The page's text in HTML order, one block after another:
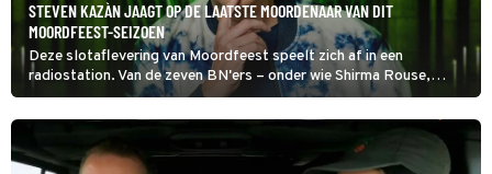
STEVEN KAZÀN JAAGT OP DE LAATSTE MOORDENAAR VAN DIT
MOORDFEEST-SEIZOEN
Deze slotaflevering van Moordfeest speelt zich af in een
radiostation. Van de zeven BN'ers – onder wie Shirma Rouse,
Martijn Koning en Steven Kazàn – legt er één al rap het loodje. De
overgebleven deelnemers speuren naar de dader.